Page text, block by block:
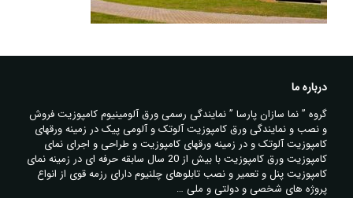
درباره ما
گروه ” نما سازان پارسا ” نمایندگی رسمی ورق آلومینیوم کامپوزیت فروش
و نصب و نمایندگی ورق کامپوزیت آلوتک و آلومی پیک در زمینه ورقهای
کامپوزیت آلوتک و در زمینه ورقهای کامپوزیت و طراحی و اجرای نمای
کامپوزیت ورق کامپوزیت با بیش از 20 سال سابقه حرفه ای در زمینه نمای
کامپوزیت پنل و تعمیر و نصب تابلوهای چلنیوم دارای رزمه قوی از انواع
پروژه های شخصی و دولتی و ملی …